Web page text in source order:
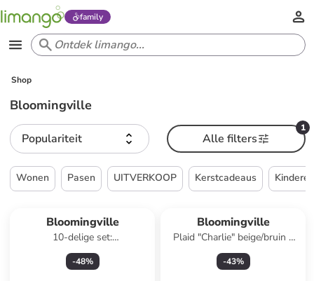
family
Shop
Bloomingville
Populariteit
1
Alle filters
Wonen Pasen UITVERKOOP Kerstcadeaus
Bloomingville
10-delige set:
theelichthouders "Sanga"
meerkleurig
-48%
Bloomingville
Plaid "Charlie" beige/bruin -
(L)160 x (B)130 cm
-43%